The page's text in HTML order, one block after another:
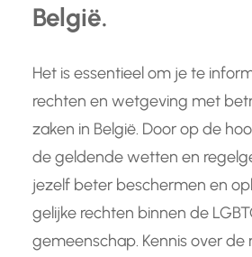
België.
Het is essentieel om je te
rechten en wetgeving met
zaken in België. Door op de
de geldende wetten en
jezelf beter beschermen en
gelijke rechten binnen de
gemeenschap. Kennis over de